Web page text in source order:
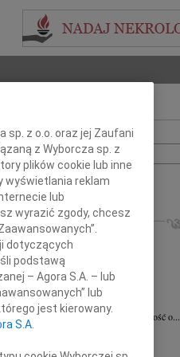
lub numer ogłoszenia:
+ szukanie zaawansowane
Radom
Ciskowskiej wyrazy najgłębszego...
Maszkiewicz
smutkiem i żalem przyjąłem...
Grabowska
07.07.2026
smutkiem przyjęliśmy wiadomość o...
Dariuszowi Piątkowi Dyrektorowi...
sp. z o.o. oraz jej Zaufani
z Wyborcza sp. z
plików cookie lub inne
wyświetlania reklam
lub
wyrazić zgody, chcesz
dotyczących
podstawą
– Agora S.A. – lub
lub
jest kierowany.
S.A.